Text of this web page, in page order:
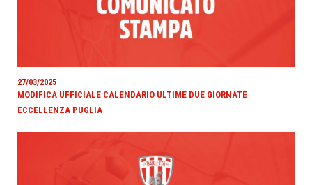
27/03/2025
MODIFICA UFFICIALE CALENDARIO ULTIME DUE GIORNATE
ECCELLENZA PUGLIA